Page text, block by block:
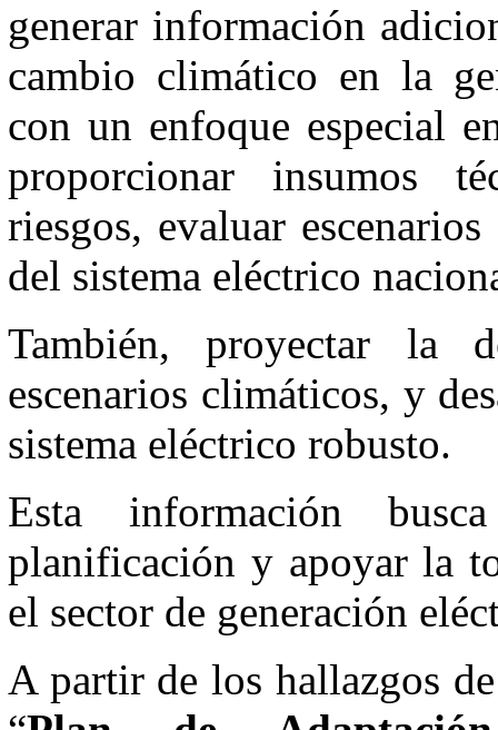
generar información
cambio climático en la
con un enfoque especial
proporcionar insumos
riesgos, evaluar
del sistema eléctrico
También, proyectar la
escenarios climáticos, y
sistema eléctrico robusto.
Esta información
planificación y apoyar la
el sector de generación
A partir de los hallazgos